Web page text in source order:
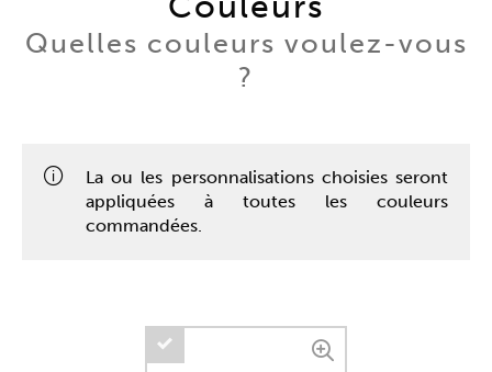
Quelles couleurs voulez-vous
?
La ou les personnalisations choisies seront
appliquées à toutes les couleurs
commandées.